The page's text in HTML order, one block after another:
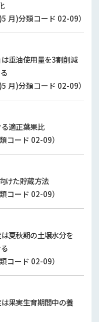
月)分類コード 02-09）
は重油使用量を3割削減
月)分類コード 02-09）
る適正葉果比
コード 02-09）
けた貯蔵方法
コード 02-09）
は夏秋期の土壌水分を
コード 02-09）
は果実生育期間中の養